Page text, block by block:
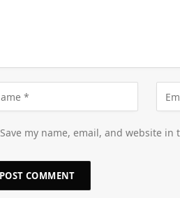
Save my name, email, and website